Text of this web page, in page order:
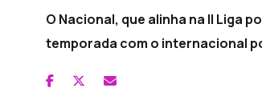
O Nacional, que alinha na II Liga
temporada com o internacional